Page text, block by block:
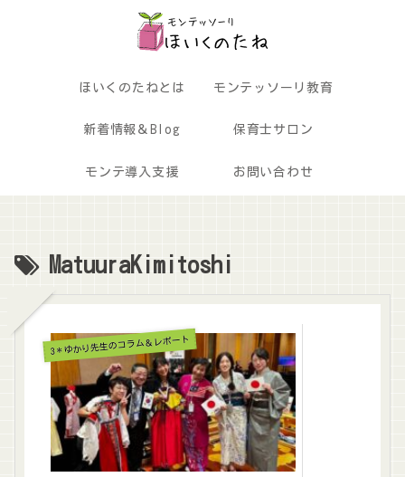
ほいくのたねとは モンテッソーリ教育
新着情報＆Blog 保育士サロン
モンテ導入支援 お問い合わせ
MatuuraKimitoshi
3＊ゆかり先生のコラム＆レポート